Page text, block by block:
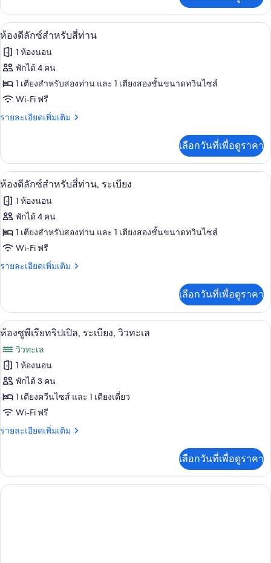
ซ์
ดับเบิล,
ระเบียง
เกี่ยว
กับ
ห้อง
ลัก
ซ์
ระเบียง
เปิด
ภาพถ่าย
ทั้งหมด
ของ
ห้อง
ดี
ซ์
สำหรับ
สี่
ท่าน
ฝักบัว, เรนชาวเวอร์, ของใช้ในห้องน้ำฟ
1
ห้องดีลักซ์สำหรับสี่ท่าน
1 ห้องนอน
พักได้ 4 คน
1 เตียงสำหรับสองท่าน และ 1 เตียงสองชั้นขนาดทวินไซส์
Wi-Fi ฟรี
รายละเอียดเพิ่มเติม
ราย
เกี่ยว
กับ
ห้อง
ลัก
ซ์
สี่
ท่าน
เลือกวันที่เพื่อดูราคา
เปิด
ภาพถ่าย
ทั้งหมด
ของ
ห้อง
ดี
ซ์
สำหรับ
สี่
ท่าน,
ระเบียง
ฝักบัว, เรนชาวเวอร์, ของใช้ในห้องน้ำฟ
1
ห้องดีลักซ์สำหรับสี่ท่าน, ระเบียง
1 ห้องนอน
พักได้ 4 คน
1 เตียงสำหรับสองท่าน และ 1 เตียงสองชั้นขนาดทวินไซส์
Wi-Fi ฟรี
รายละเอียดเพิ่มเติม
ราย
เกี่ยว
กับ
ห้อง
ลัก
ซ์
สำหรับ
สี่
ท่าน,
ระเบียง
เลือกวันที่เพื่อดูราคา
เปิด
ภาพถ่าย
ทั้งหมด
ของ
ห้อง
ซู
พี
ทริปเปิล,
ระเบียง,
มินิบาร์, โต๊ะทำงาน, Wi-Fi ฟรี, ผ้าปูที่นอ
1
ห้องซูพีเรียทริปเปิล, ระเบียง, วิวทะเล
วิวทะเล
1 ห้องนอน
พักได้ 3 คน
1 เตียงควีนไซส์ และ 1 เตียงเดี่ยว
Wi-Fi ฟรี
รายละเอียดเพิ่มเติม
ราย
เกี่ยว
กับ
ห้อง
เลือกวันที่เพื่อดูราคา